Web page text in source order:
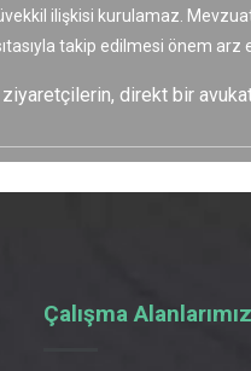
ilişkisi kurulamaz.
takip edilmesi önem arz
ziyaretçilerin, direkt bir
Çalışma Alanlarımız